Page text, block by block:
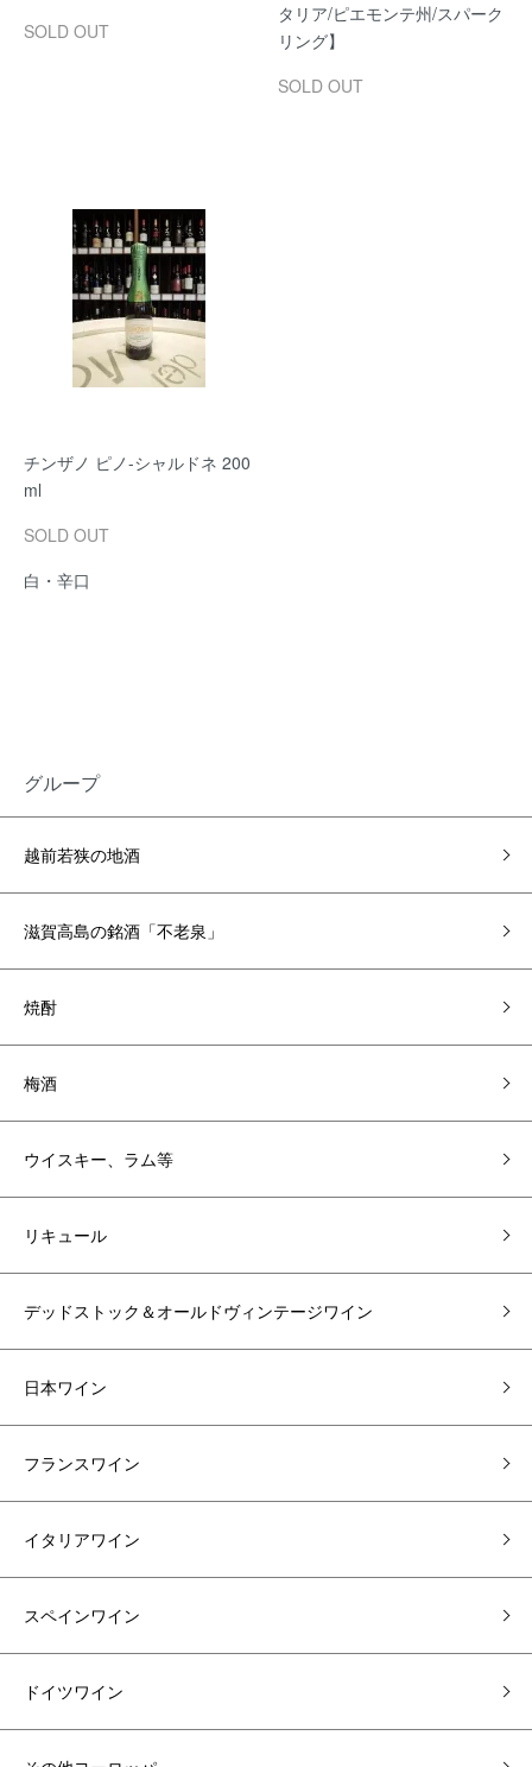
SOLD OUT
タリア/ピエモンテ州/スパーク
リング】
SOLD OUT
チンザノ ピノ-シャルドネ 200
ml
SOLD OUT
白・辛口
グループ
越前若狭の地酒
滋賀高島の銘酒「不老泉」
焼酎
梅酒
ウイスキー、ラム等
リキュール
デッドストック＆オールドヴィンテージワイン
日本ワイン
フランスワイン
イタリアワイン
スペインワイン
ドイツワイン